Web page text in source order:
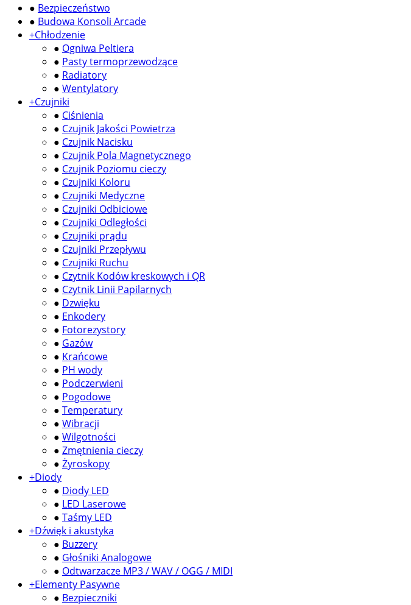
● Bezpieczeństwo
● Budowa Konsoli Arcade
+Chłodzenie
● Ogniwa Peltiera
● Pasty termoprzewodzące
● Radiatory
● Wentylatory
+Czujniki
● Ciśnienia
● Czujnik Jakości Powietrza
● Czujnik Nacisku
● Czujnik Pola Magnetycznego
● Czujnik Poziomu cieczy
● Czujniki Koloru
● Czujniki Medyczne
● Czujniki Odbiciowe
● Czujniki Odległości
● Czujniki prądu
● Czujniki Przepływu
● Czujniki Ruchu
● Czytnik Kodów kreskowych i QR
● Czytnik Linii Papilarnych
● Dzwięku
● Enkodery
● Fotorezystory
● Gazów
● Krańcowe
● PH wody
● Podczerwieni
● Pogodowe
● Temperatury
● Wibracji
● Wilgotności
● Zmętnienia cieczy
● Żyroskopy
+Diody
● Diody LED
● LED Laserowe
● Taśmy LED
+Dźwięk i akustyka
● Buzzery
● Głośniki Analogowe
● Odtwarzacze MP3 / WAV / OGG / MIDI
+Elementy Pasywne
● Bezpieczniki